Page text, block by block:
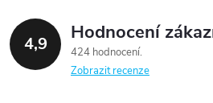
4,9 Hodnocení
424 hodnocení
Zobrazit recenze